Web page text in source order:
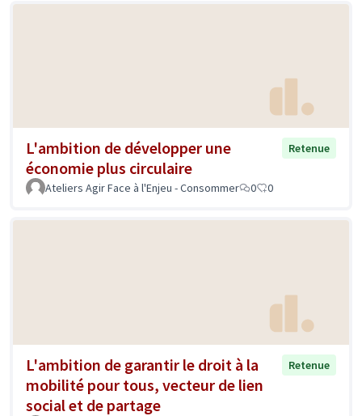
L'ambition de développer une
économie plus circulaire
Retenue
Ateliers Agir Face à l'Enjeu - Consommer 0 0
L'ambition de garantir le droit à la
mobilité pour tous, vecteur de lien
social et de partage
Retenue